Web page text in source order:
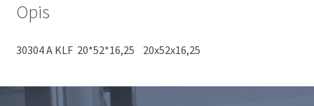
Opis
30304 A KLF 20*52*16,25 20x52x16,25